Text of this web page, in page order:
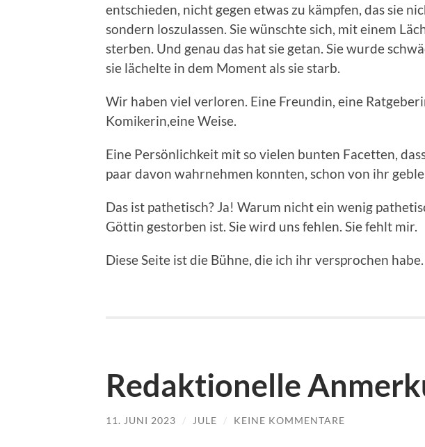
entschieden, nicht gegen etwas zu kämpfen, das sie
sondern loszulassen. Sie wünschte sich, mit einem
sterben. Und genau das hat sie getan. Sie wurde
sie lächelte in dem Moment als sie starb.
Wir haben viel verloren. Eine Freundin, eine
Komikerin,eine Weise.
Eine Persönlichkeit mit so vielen bunten Facetten,
paar davon wahrnehmen konnten, schon von ihr
Das ist pathetisch? Ja! Warum nicht ein wenig
Göttin gestorben ist. Sie wird uns fehlen. Sie fehlt mir.
Diese Seite ist die Bühne, die ich ihr versprochen habe.
Redaktionelle
11. JUNI 2023 / JULE / KEINE KOMMENTARE